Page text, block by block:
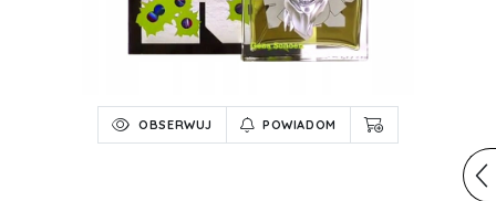
OBSERWUJ POWIADOM